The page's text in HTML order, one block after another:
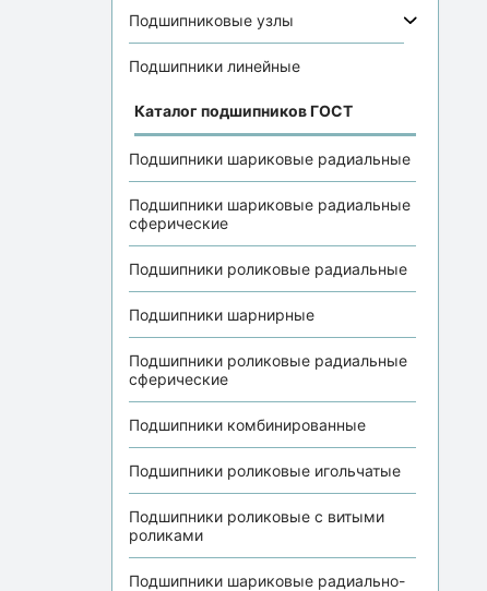
Подшипниковые узлы
Подшипники линейные
Каталог подшипников ГОСТ
Подшипники шариковые радиальные
Подшипники шариковые радиальные
сферические
Подшипники роликовые радиальные
Подшипники шарнирные
Подшипники роликовые радиальные
сферические
Подшипники комбинированные
Подшипники роликовые игольчатые
Подшипники роликовые с витыми
роликами
Подшипники шариковые радиально-